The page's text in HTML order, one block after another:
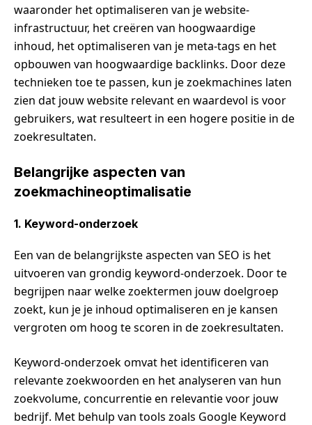
waaronder het optimaliseren van je website-
infrastructuur, het creëren van hoogwaardige
inhoud, het optimaliseren van je meta-tags en het
opbouwen van hoogwaardige backlinks. Door deze
technieken toe te passen, kun je zoekmachines laten
zien dat jouw website relevant en waardevol is voor
gebruikers, wat resulteert in een hogere positie in de
zoekresultaten.
Belangrijke aspecten van
zoekmachineoptimalisatie
1. Keyword-onderzoek
Een van de belangrijkste aspecten van SEO is het
uitvoeren van grondig keyword-onderzoek. Door te
begrijpen naar welke zoektermen jouw doelgroep
zoekt, kun je je inhoud optimaliseren en je kansen
vergroten om hoog te scoren in de zoekresultaten.
Keyword-onderzoek omvat het identificeren van
relevante zoekwoorden en het analyseren van hun
zoekvolume, concurrentie en relevantie voor jouw
bedrijf. Met behulp van tools zoals Google Keyword